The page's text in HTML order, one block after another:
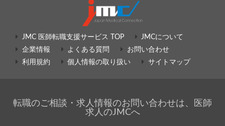
JMC 医師転職支援サービス TOP
JMCについて
企業情報
よくある質問
お問い合わせ
利用規約
個人情報の取り扱い サイトマップ
転職のご相談・求人情報のお問い合わせは、医師
求人のJMCへ